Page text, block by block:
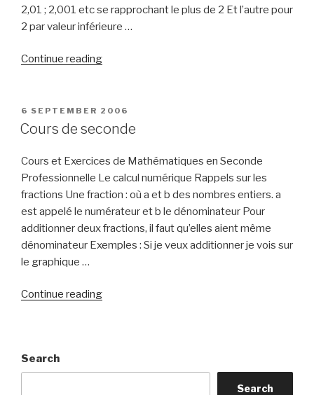
2,01 ; 2,001 etc se rapprochant le plus de 2 Et l’autre pour
2 par valeur inférieure …
Continue reading“Comment
limites
en
point”
POSTED
ON
6 SEPTEMBER 2006
Cours de seconde
Cours et Exercices de Mathématiques en Seconde
Professionnelle Le calcul numérique Rappels sur les
fractions Une fraction : où a et b des nombres entiers. a
est appelé le numérateur et b le dénominateur Pour
additionner deux fractions, il faut qu’elles aient même
dénominateur Exemples : Si je veux additionner je vois sur
le graphique …
Continue reading“Cours
Search
Search